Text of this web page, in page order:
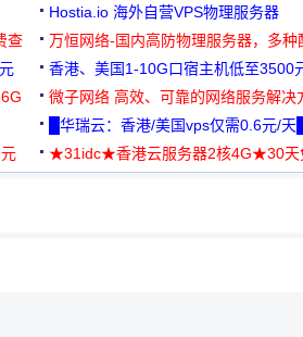
Hostia.io 海外自营VPS物理服务器
查
万恒网络-国内高防物理服务器，多种
99元/月起
香港、美国1-10G口宿主机低至3500
微子网络 高效、可靠的网络服务解决
█华瑞云：香港/美国vps仅需0.6元/天█
★31idc★香港云服务器2核4G★30天
择